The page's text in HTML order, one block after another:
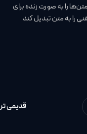
را به صورت زنده برای
را به متن تبدیل کند
قدیمی تر